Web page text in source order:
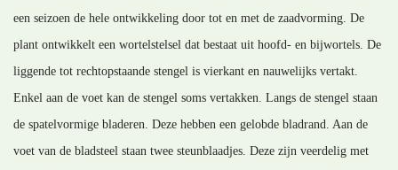
een seizoen de hele ontwikkeling door tot en met de zaadvorming. De
plant ontwikkelt een wortelstelsel dat bestaat uit hoofd- en bijwortels. De
liggende tot rechtopstaande stengel is vierkant en nauwelijks vertakt.
Enkel aan de voet kan de stengel soms vertakken. Langs de stengel staan
de spatelvormige bladeren. Deze hebben een gelobde bladrand. Aan de
voet van de bladsteel staan twee steunblaadjes. Deze zijn veerdelig met